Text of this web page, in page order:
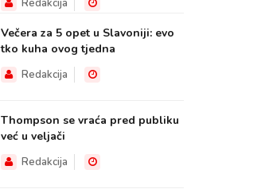
Redakcija
Večera za 5 opet u Slavoniji: evo
tko kuha ovog tjedna
Redakcija
Thompson se vraća pred publiku
već u veljači
Redakcija